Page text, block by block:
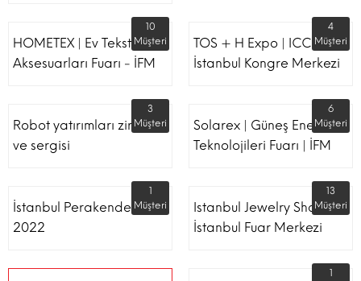
HOMETEX | Ev Tekstili Ve
Aksesuarları Fuarı - İFM
10
Müşteri
TOS + H Expo | ICC -
İstanbul Kongre Merkezi
4
Müşteri
Robot yatırımları zirvesi
ve sergisi
3
Müşteri
Solarex | Güneş Enerjisi &
Teknolojileri Fuarı | İFM
6
Müşteri
İstanbul Perakende Fuarı
2022
1
Müşteri
Istanbul Jewelry Show |
İstanbul Fuar Merkezi
13
Müşteri
1